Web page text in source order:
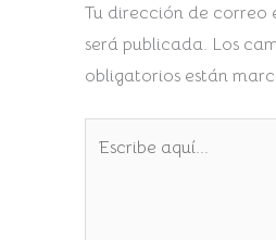
Tu dirección de correo
será publicada. Los
obligatorios están